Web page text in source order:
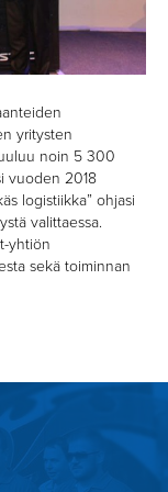
yritysten
noin 5 300
vuoden 2018
logistiikka” ohjasi
valittaessa.
yhtiön
sekä toiminnan